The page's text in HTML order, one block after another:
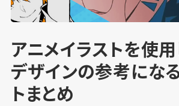
アニメイラストを使
デザインの参考にな
トまとめ